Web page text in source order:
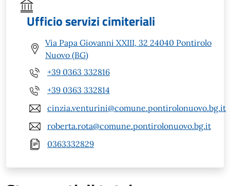
Ufficio servizi cimiteriali
Via Papa Giovanni XXIII, 32 24040 Pontirolo
Nuovo (BG)
+39 0363 332816
+39 0363 332814
cinzia.venturini@comune.pontirolonuovo.bg.it
roberta.rota@comune.pontirolonuovo.bg.it
0363332829